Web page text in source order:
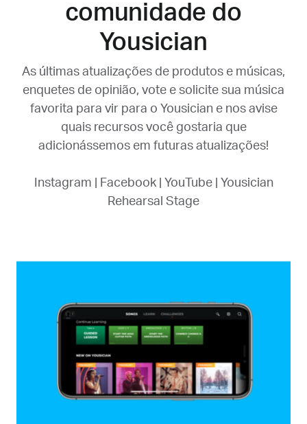
comunidade do
Yousician
As últimas atualizações de produtos e músicas,
enquetes de opinião, vote e solicite sua música
favorita para vir para o Yousician e nos avise
quais recursos você gostaria que
adicionássemos em futuras atualizações!
Instagram Facebook| YouTube| Yousician
Rehearsal Stage